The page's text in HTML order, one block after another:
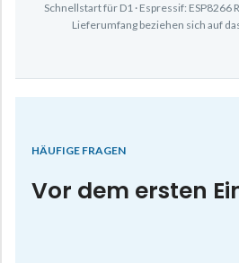
Schnellstart für D1 · Espressif: ESP8266
Lieferumfang beziehen sich auf
HÄUFIGE FRAGEN
Vor dem ersten